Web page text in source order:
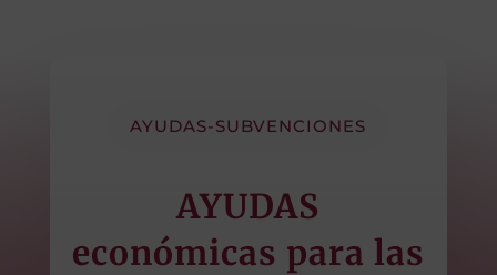
AYUDAS-SUBVENCIONES
AYUDAS
económicas para las